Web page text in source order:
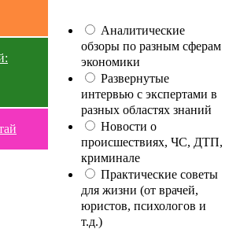
Аналитические
обзоры по разным сферам
экономики
Развернутые
интервью с экспертами в
разных областях знаний
Новости о
происшествиях, ЧС, ДТП,
криминале
Практические советы
для жизни (от врачей,
юристов, психологов и
т.д.)